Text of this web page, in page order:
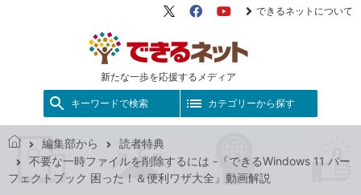
新たな一歩を応援するメディア
X（旧
FacebookYouTube
できるネットについて
キーワードで検索 カテゴリーから探す
で
編集部から
読者特典
不要な一時ファイルを削除するには -『できるWindows 11 パー
フェクトブック 困った！＆便利ワザ大全』動画解説